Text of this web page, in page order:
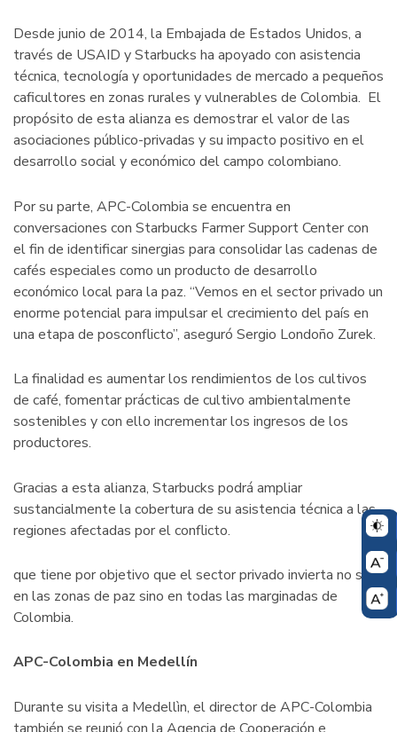
Desde junio de 2014, la Embajada de Estados Unidos, a
través de USAID y Starbucks ha apoyado con asistencia
técnica, tecnología y oportunidades de mercado a pequeños
caficultores en zonas rurales y vulnerables de Colombia. El
propósito de esta alianza es demostrar el valor de las
asociaciones público-privadas y su impacto positivo en el
desarrollo social y económico del campo colombiano.
Por su parte, APC-Colombia se encuentra en
conversaciones con Starbucks Farmer Support Center con
el fin de identificar sinergias para consolidar las cadenas de
cafés especiales como un producto de desarrollo
económico local para la paz. “Vemos en el sector privado un
enorme potencial para impulsar el crecimiento del país en
una etapa de posconflicto”, aseguró Sergio Londoño Zurek.
La finalidad es aumentar los rendimientos de los cultivos
de café, fomentar prácticas de cultivo ambientalmente
sostenibles y con ello incrementar los ingresos de los
productores.
Gracias a esta alianza, Starbucks podrá ampliar
sustancialmente la cobertura de su asistencia técnica a las
regiones afectadas por el conflicto.
que tiene por objetivo que el sector privado invierta no sólo
en las zonas de paz sino en todas las marginadas de
Colombia.
APC-Colombia en Medellín
Durante su visita a Medellìn, el director de APC-Colombia